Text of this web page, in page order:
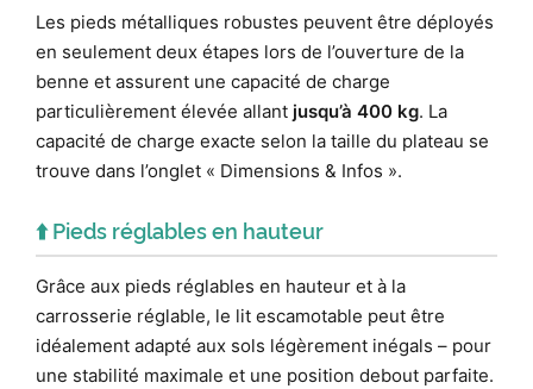
Les pieds métalliques robustes peuvent être déployés
en seulement deux étapes lors de l’ouverture de la
benne et assurent une capacité de charge
particulièrement élevée allant jusqu’à 400 kg. La
capacité de charge exacte selon la taille du plateau se
trouve dans l’onglet « Dimensions & Infos ».
⬆️ Pieds réglables en hauteur
Grâce aux pieds réglables en hauteur et à la
carrosserie réglable, le lit escamotable peut être
idéalement adapté aux sols légèrement inégals – pour
une stabilité maximale et une position debout parfaite.